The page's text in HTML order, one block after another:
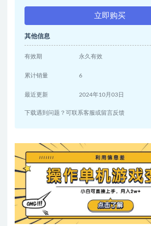
立即购买
其他信息
有效期 永久有效
累计销量 6
最近更新 2024年10月03日
下载遇到问题？可联系客服或留言反馈